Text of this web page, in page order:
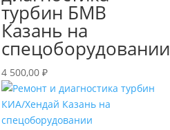
турбин БМВ
Казань на
спецоборудовании
4 500,00₽